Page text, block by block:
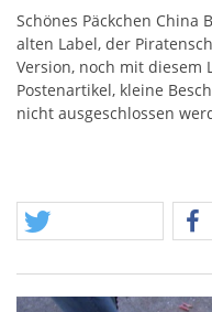
Schönes Päckchen China
alten Label, der
Version, noch mit diesem
Postenartikel, kleine
nicht ausgeschlossen